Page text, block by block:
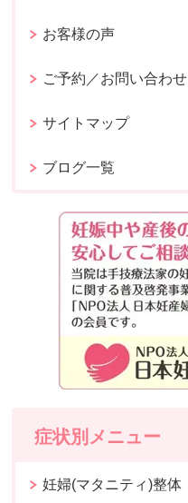
お客様の声
ご予約／お問い合わせ
サイトマップ
ブログ一覧
症状別メニュー
妊婦(マタニティ)整体